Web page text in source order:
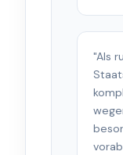
"Als